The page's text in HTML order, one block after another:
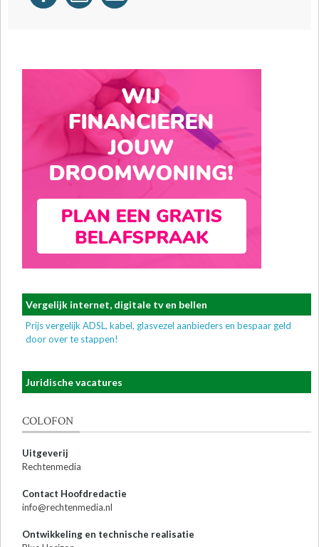
Vergelijk internet, digitale tv en bellen
Prijs vergelijk ADSL, kabel, glasvezel aanbieders en bespaar geld
door over te stappen!
Juridische vacatures
COLOFON
Uitgeverij
Rechtenmedia
Contact Hoofdredactie
info@rechtenmedia.nl
Ontwikkeling en technische realisatie